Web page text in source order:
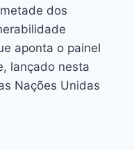
dos
aponta o painel
lançado nesta
Nações Unidas